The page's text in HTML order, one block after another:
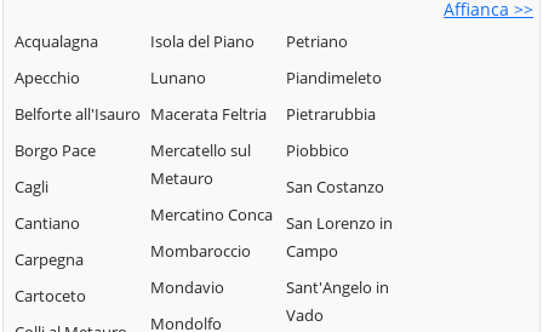
Affianca >>
Acqualagna
Apecchio
Belforte all'Isauro
Borgo Pace
Cagli
Cantiano
Carpegna
Cartoceto
Isola del Piano
Lunano
Macerata Feltria
Mercatello sul
Metauro
Mercatino Conca
Mombaroccio
Mondavio
Mondolfo
Petriano
Piandimeleto
Pietrarubbia
Piobbico
San Costanzo
San Lorenzo in
Campo
Sant'Angelo in
Vado